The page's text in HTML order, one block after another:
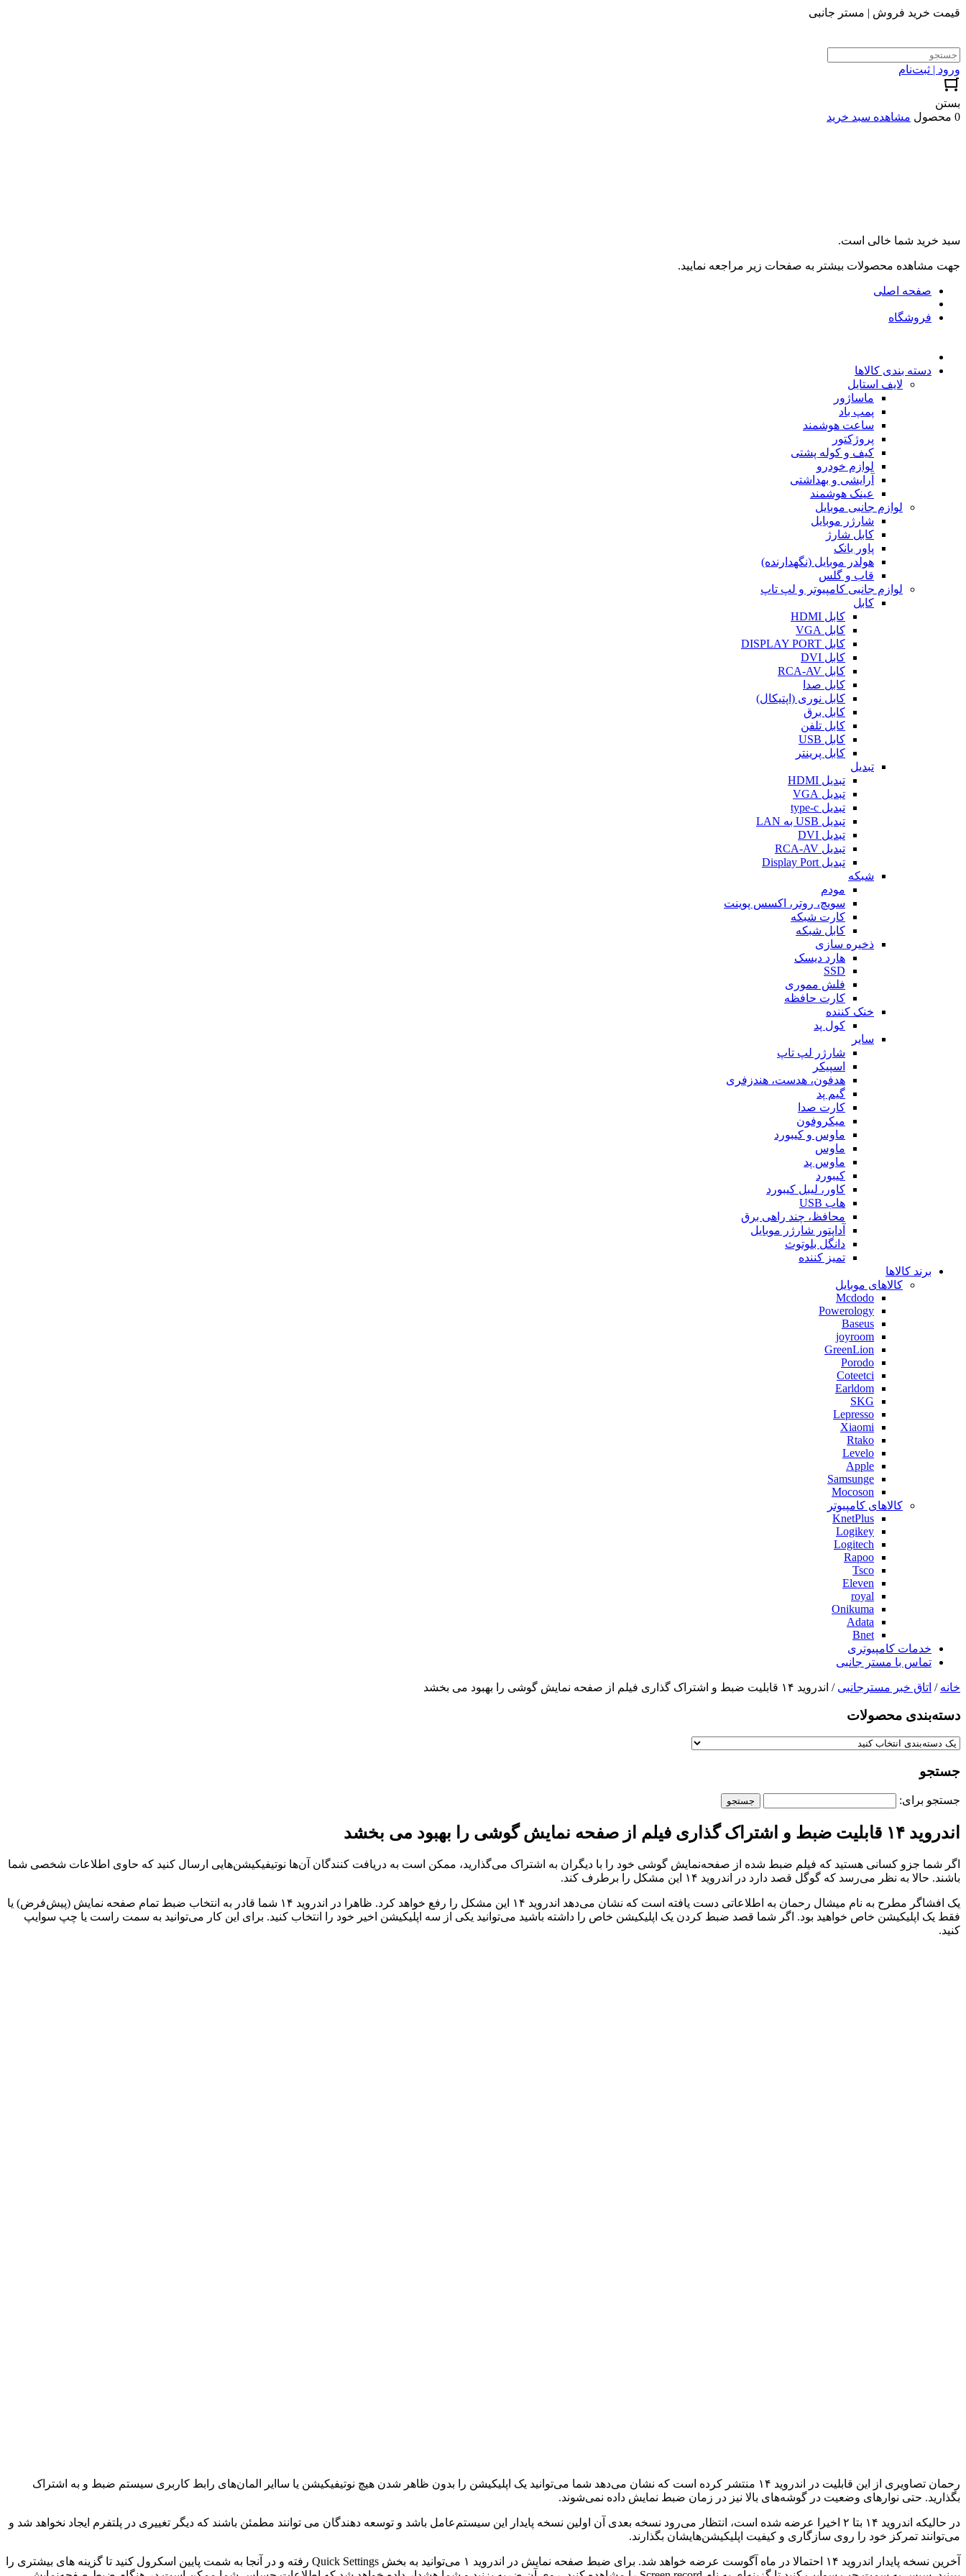
قیمت خرید فروش | مستر جانبی
ورود | ثبت‌نام
بستن
0 محصول
مشاهده سبد خرید
سبد خرید شما خالی است.
جهت مشاهده محصولات بیشتر به صفحات زیر مراجعه نمایید.
صفحه اصلی
فروشگاه
دسته بندی کالاها
لایف استایل
ماساژور
پمپ باد
ساعت هوشمند
پروژکتور
کیف و کوله پشتی
لوازم خودرو
آرایشی و بهداشتی
عینک هوشمند
لوازم جانبی موبایل
شارژر موبایل
کابل شارژ
پاور بانک
هولدر موبایل (نگهدارنده)
قاب و گلس
لوازم جانبی کامپیوتر و لپ تاپ
کابل
کابل HDMI
کابل VGA
کابل DISPLAY PORT
کابل DVI
کابل RCA-AV
کابل صدا
کابل نوری (اپتیکال)
کابل برق
کابل تلفن
کابل USB
کابل پرینتر
تبدیل
تبدیل HDMI
تبدیل VGA
تبدیل type-c
تبدیل USB به LAN
تبدیل DVI
تبدیل RCA-AV
تبدیل Display Port
شبکه
مودم
سویچ، روتر، اکسس پوینت
کارت شبکه
کابل شبکه
ذخیره سازی
هارد دیسک
SSD
فلش مموری
کارت حافظه
خنک کننده
کول پد
سایر
شارژر لپ تاپ
اسپیکر
هدفون، هدست، هندزفری
گیم پد
کارت صدا
میکروفون
ماوس و کیبورد
ماوس
ماوس پد
کیبورد
کاور، لیبل کیبورد
هاب USB
محافظ، چند راهی برق
آداپتور شارژر موبایل
دانگل بلوتوث
تمیز کننده
برند کالاها
کالاهای موبایل
Mcdodo
Powerology
Baseus
joyroom
GreenLion
Porodo
Coteetci
Earldom
SKG
Lepresso
Xiaomi
Rtako
Levelo
Apple
Samsunge
Mocoson
کالاهای کامپیوتر
KnetPlus
Logikey
Logitech
Rapoo
Tsco
Eleven
royal
Onikuma
Adata
Bnet
خدمات کامپیوتری
تماس با مستر جانبی
خانه / اتاق خبر مسترجانبی / اندروید ۱۴ قابلیت ضبط و اشتراک گذاری فیلم از صفحه نمایش گوشی را بهبود می بخشد
دسته‌بندی‌ محصولات
جستجو
جستجو برای:
اندروید ۱۴ قابلیت ضبط و اشتراک گذاری فیلم از صفحه نمایش گوشی را بهبود می بخشد
اگر شما جزو کسانی هستید که فیلم ضبط شده از صفحه‌نمایش گوشی خود را با دیگران به اشتراک می‌گذارید، ممکن است به دریافت کنندگان آن‌ها نوتیفیکیشن‌هایی ارسال کنید که حاوی اطلاعات شخصی شما
باشند. حالا به نظر می‌رسد که گوگل قصد دارد در اندروید ۱۴ این مشکل را برطرف کند.
یک افشاگر مطرح به نام میشال رحمان به اطلاعاتی دست یافته است که نشان می‌دهد اندروید ۱۴ این مشکل را رفع خواهد کرد. ظاهرا در اندروید ۱۴ شما قادر به انتخاب ضبط تمام صفحه نمایش (پیش‌فرض) یا
فقط یک اپلیکیشن خاص خواهید بود. اگر شما قصد ضبط کردن یک اپلیکیشن خاص را داشته باشید می‌توانید یکی از سه اپلیکیشن اخیر خود را انتخاب کنید. برای این کار می‌توانید به سمت راست یا چپ سوایپ
کنید.
رحمان تصاویری از این قابلیت در اندروید ۱۴ منتشر کرده است که نشان می‌دهد شما می‌توانید یک اپلیکیشن را بدون ظاهر شدن هیچ نوتیفیکیشن یا ساایر المان‌های رابط کاربری سیستم ضبط و به اشتراک
بگذارید. حتی نوارهای وضعیت در گوشه‌های بالا نیز در زمان ضبط نمایش داده نمی‌شوند.
در حالیکه اندروید ۱۴ بتا ۲ اخیرا عرضه شده است، انتظار می‌رود نسخه بعدی آن اولین نسخه پایدار این سیستم‌عامل باشد و توسعه دهندگان می توانند مطمئن باشند که دیگر تغییری در پلتفرم ایجاد نخواهد شد و
می‌توانند تمرکز خود را روی سازگاری و کیفیت اپلیکیشن‌هایشان بگذارند.
آخرین نسخه پایدار اندروید ۱۴ احتمالا در ماه آگوست عرضه خواهد شد. برای ضبط صفحه نمایش در اندروید ۱ می‌توانید به بخش Quick Settings رفته و در آنجا به شمت پایین اسکرول کنید تا گزینه های بیشتری را